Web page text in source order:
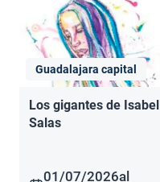
Guadalajara capital
Los gigantes de Isabel
Salas
01/07/2026al